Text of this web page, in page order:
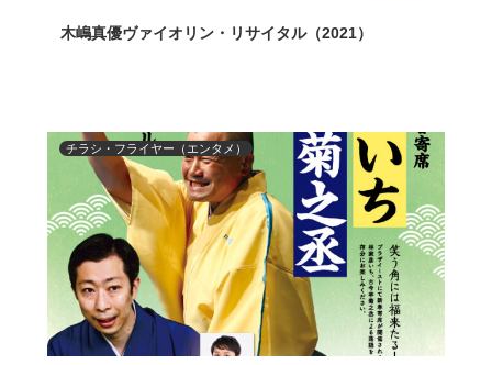
木嶋真優ヴァイオリン・リサイタル（2021）
チラシ・フライヤー（エンタメ）